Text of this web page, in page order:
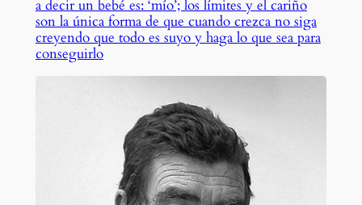
a decir un bebé es: ‘mío’; los límites y el cariño
son la única forma de que cuando crezca no siga
creyendo que todo es suyo y haga lo que sea para
conseguirlo